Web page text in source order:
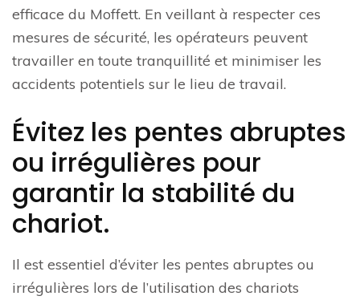
efficace du Moffett. En veillant à respecter ces
mesures de sécurité, les opérateurs peuvent
travailler en toute tranquillité et minimiser les
accidents potentiels sur le lieu de travail.
Évitez les pentes abruptes
ou irrégulières pour
garantir la stabilité du
chariot.
Il est essentiel d’éviter les pentes abruptes ou
irrégulières lors de l’utilisation des chariots